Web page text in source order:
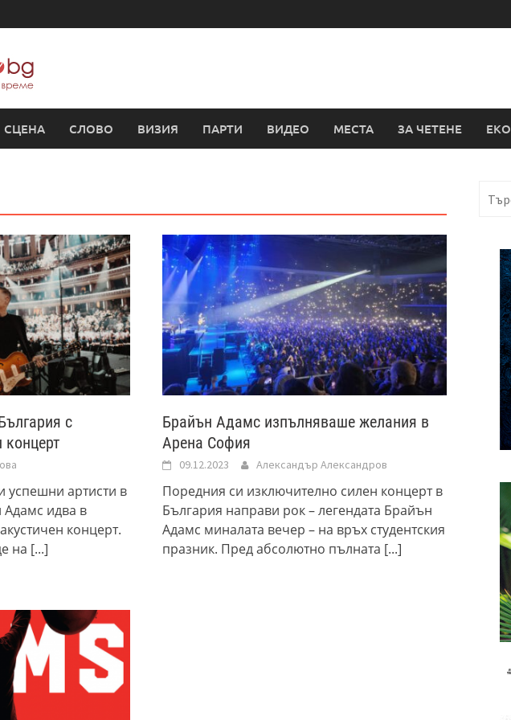
СЦЕНА СЛОВО ВИЗИЯ ПАРТИ ВИДЕО МЕСТА ЗА ЧЕТЕНЕ ЕКО
с
концерт
успешни артисти в
идва в
концерт.
на [...]
Брайън Адамс изпълняваше желания в
Арена София
09.12.2023 Александър Александров
Поредния си изключително силен концерт в
България направи рок – легендата Брайън
Адамс миналата вечер – на връх студентския
празник. Пред абсолютно пълната [...]
за: